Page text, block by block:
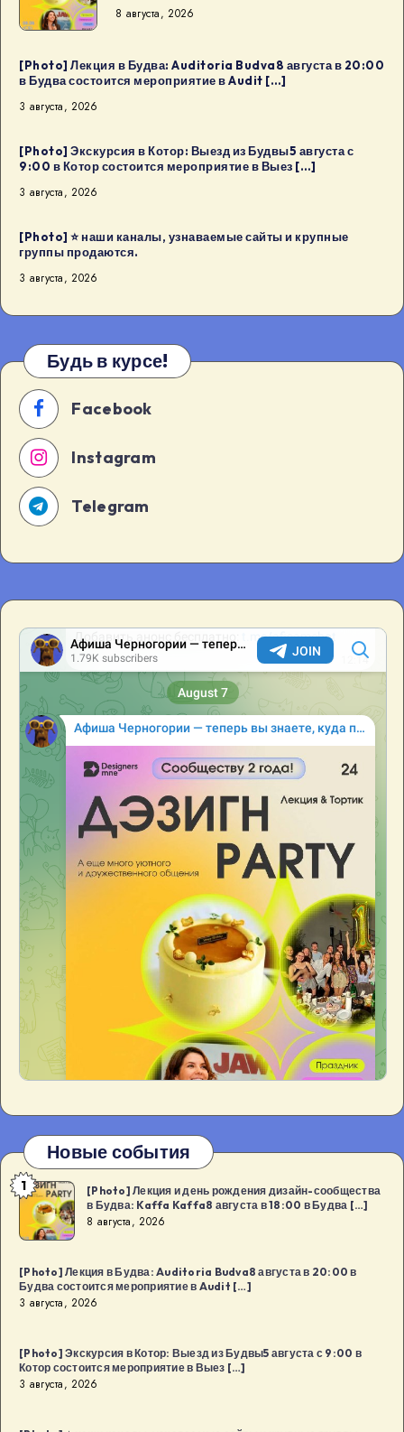
день
дизайн-
сообщества
в
Kaffa
августа
18:00
в
[…]
8 августа, 2026
[Photo] Лекция в Будва: Auditoria Budva8 августа в 20:00
в Будва состоится мероприятие в Audit […]
3 августа, 2026
[Photo] Экскурсия в Котор: Выезд из Будвы5 августа с
9:00 в Котор состоится мероприятие в Выез […]
3 августа, 2026
[Photo] ⭐️ наши каналы, узнаваемые сайты и крупные
группы продаются.
3 августа, 2026
Будь в курсе!
Facebook
Instagram
Telegram
Новые события
[Photo]
Лекция
и
рождения
дизайн-
в
Будва:
Kaffa
1
[Photo] Лекция и день рождения дизайн-сообщества
в Будва: Kaffa Kaffa8 августа в 18:00 в Будва […]
8 августа, 2026
[Photo] Лекция в Будва: Auditoria Budva8 августа в 20:00 в
Будва состоится мероприятие в Audit […]
3 августа, 2026
[Photo] Экскурсия в Котор: Выезд из Будвы5 августа с 9:00 в
Котор состоится мероприятие в Выез […]
3 августа, 2026